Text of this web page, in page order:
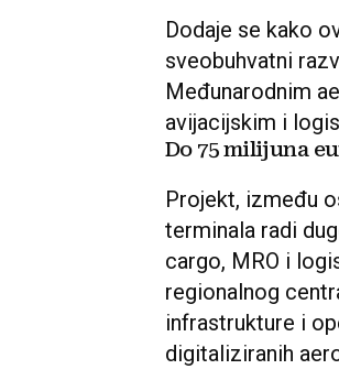
Dodaje se kako
sveobuhvatni
Međunarodnim
avijacijskim i
Do 75 milijuna
Projekt, između
terminala radi
cargo, MRO i
regionalnog
infrastrukture i
digitaliziranih